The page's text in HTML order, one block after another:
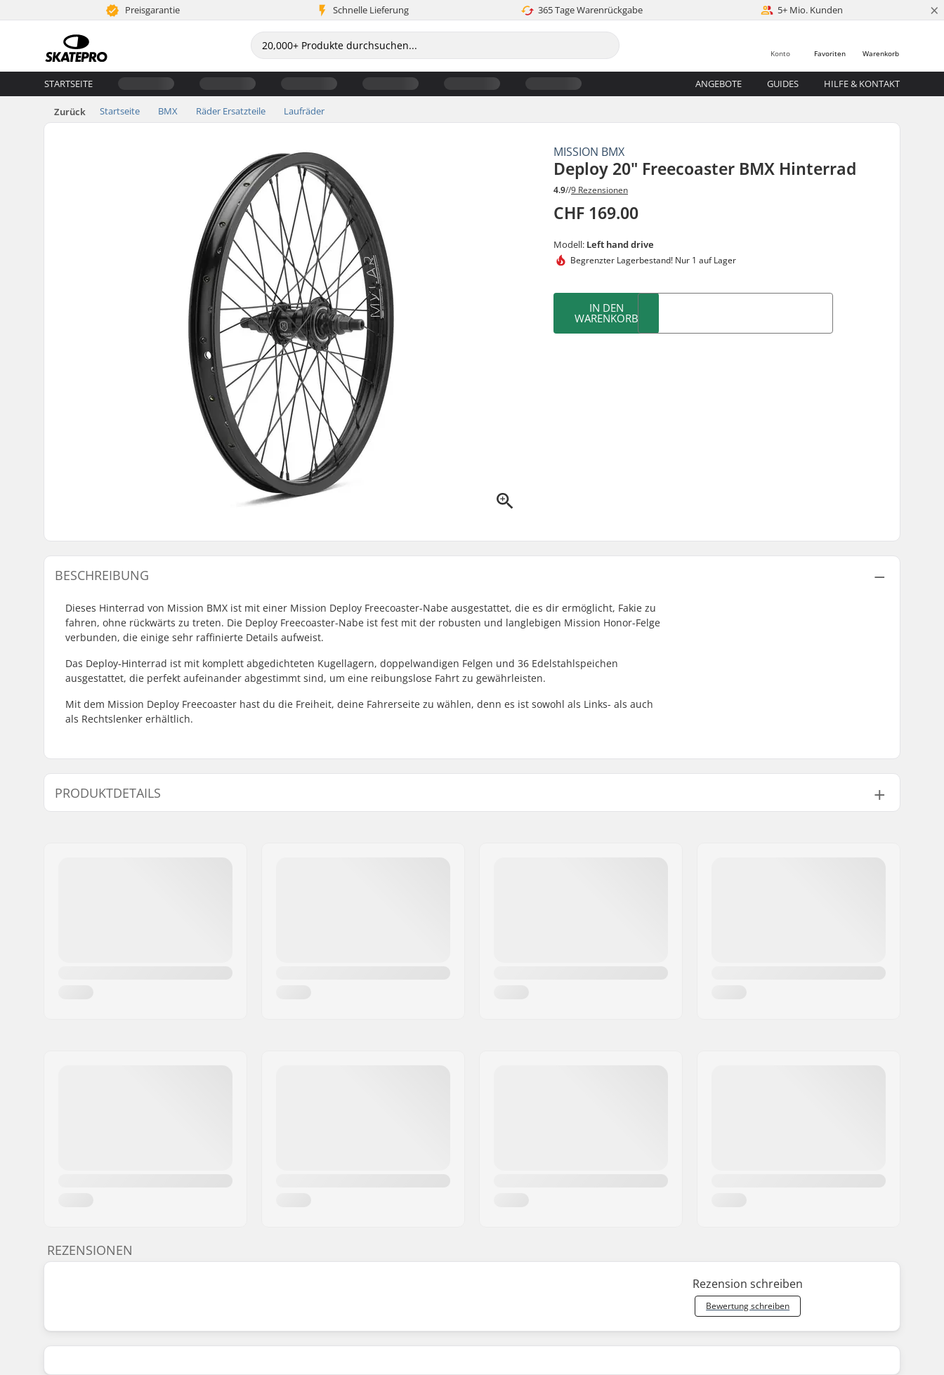
Preisgarantie Schnelle Lieferung 365 Tage Warenrückgabe 5+ Mio. Kunden ×
Warenkorb
Favoriten
Konto
STARTSEITE ANGEBOTE GUIDES HILFE & KONTAKT
Zurück Startseite BMX Räder Ersatzteile Laufräder
MISSION BMX
Deploy 20" Freecoaster BMX Hinterrad
4.9//9 Rezensionen
CHF 169.00
Modell: Left hand drive
Begrenzter Lagerbestand! Nur 1 auf Lager
IN DEN
WARENKORB
BESCHREIBUNG
Dieses Hinterrad von Mission BMX ist mit einer Mission Deploy Freecoaster-Nabe ausgestattet, die es dir ermöglicht, Fakie zu
fahren, ohne rückwärts zu treten. Die Deploy Freecoaster-Nabe ist fest mit der robusten und langlebigen Mission Honor-Felge
verbunden, die einige sehr raffinierte Details aufweist.
Das Deploy-Hinterrad ist mit komplett abgedichteten Kugellagern, doppelwandigen Felgen und 36 Edelstahlspeichen
ausgestattet, die perfekt aufeinander abgestimmt sind, um eine reibungslose Fahrt zu gewährleisten.
Mit dem Mission Deploy Freecoaster hast du die Freiheit, deine Fahrerseite zu wählen, denn es ist sowohl als Links- als auch
als Rechtslenker erhältlich.
PRODUKTDETAILS
REZENSIONEN
Rezension schreiben
Bewertung schreiben